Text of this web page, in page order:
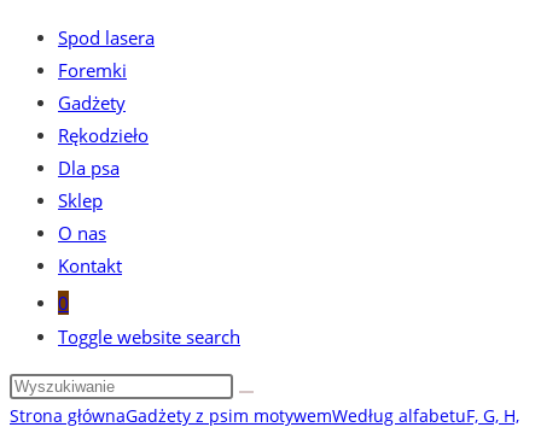
Spod lasera
Foremki
Gadżety
Rękodzieło
Dla psa
Sklep
O nas
Kontakt
0
Toggle website search
Strona głównaGadżety z psim motywemWedług alfabetuF, G, H,